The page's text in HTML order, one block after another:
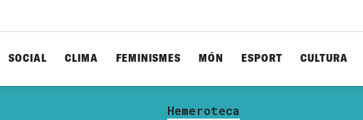
SOCIAL CLIMA FEMINISMES MÓN ESPORT CULTURA
Hemeroteca